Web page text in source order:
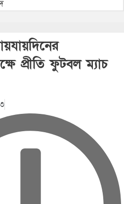
প্রীতি ফুটবল ম্যাচ